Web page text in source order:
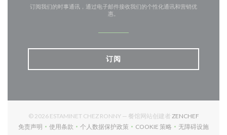
订阅我们的时事通讯，通过电子邮件接收我们的个性化通讯和营销优
惠。
订阅
© 2026 ESTAMINET CHEZ RONNY — 餐馆网站创建者 ZENCHEF((在新窗
免责声明
((在新窗口中打开))
使用条款
((在新窗口中打开))
个人数据保护政策
((在新窗口中打开))
COOKIE 策略
((在新窗口中打开))
无障碍设施
((在新窗口